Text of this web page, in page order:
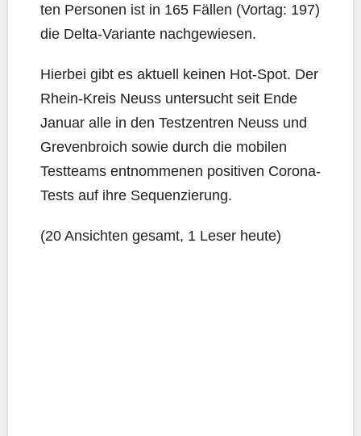
ten Per­so­nen ist in 165 Fäl­len (Vor­tag: 197)
die Del­ta-Vari­an­te nachgewiesen.
Hier­bei gibt es aktu­ell kei­nen Hot-Spot. Der
Rhein-Kreis Neuss unter­sucht seit Ende
Janu­ar alle in den Test­zen­tren Neuss und
Gre­ven­broich sowie durch die mobi­len
Test­teams ent­nom­me­nen posi­ti­ven Coro­na-
Tests auf ihre Sequenzierung.
(20 Ansich­ten gesamt, 1 Leser heute)